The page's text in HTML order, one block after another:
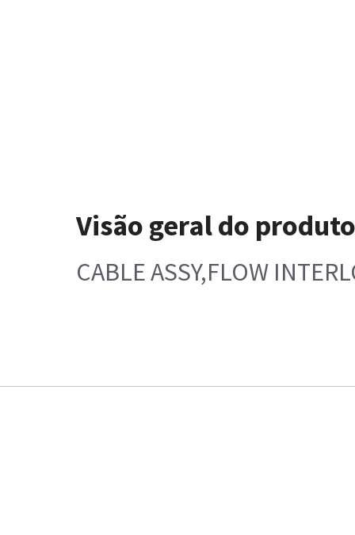
Visão geral do
CABLE ASSY,FLOW